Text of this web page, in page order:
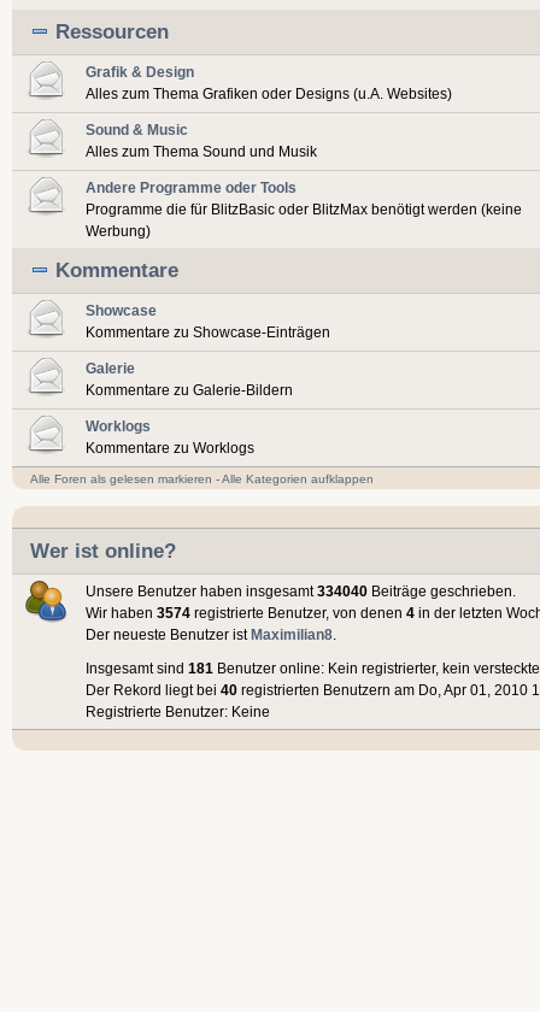
Ressourcen
Grafik & Design
Alles zum Thema Grafiken oder Designs (u.A. Websites)
Sound & Music
Alles zum Thema Sound und Musik
Andere Programme oder Tools
Programme die für BlitzBasic oder BlitzMax benötigt werden (keine
Werbung)
Kommentare
Showcase
Kommentare zu Showcase-Einträgen
Galerie
Kommentare zu Galerie-Bildern
Worklogs
Kommentare zu Worklogs
Alle Foren als gelesen markieren -Alle Kategorien aufklappen
Wer ist online?
Unsere Benutzer haben insgesamt334040 Beiträge geschrieben.
Wir haben 3574 registrierte Benutzer, von denen 4 in der letzten
Der neueste Benutzer istMaximilian8
Insgesamt sind 181 Benutzer online: Kein registrierter, kein
Der Rekord liegt bei 40 registrierten Benutzern am Do, Apr 01, 2010
Registrierte Benutzer: Keine